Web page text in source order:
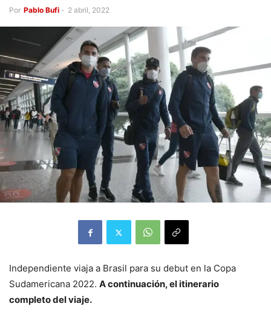
Por Pablo Bufi - 2 abril, 2022
Independiente viaja a Brasil para su debut en la Copa
Sudamericana 2022. A continuación, el itinerario
completo del viaje.